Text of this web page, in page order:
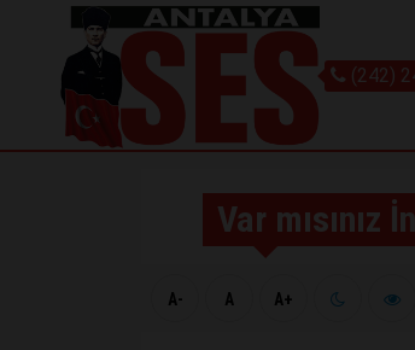
(242)
Var mısınız
A- A A+